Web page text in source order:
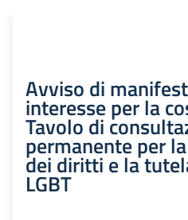
Avviso di
interesse per la
Tavolo di
permanente per
dei diritti e la
LGBT